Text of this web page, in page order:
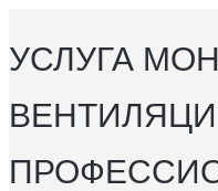
УСЛУГА